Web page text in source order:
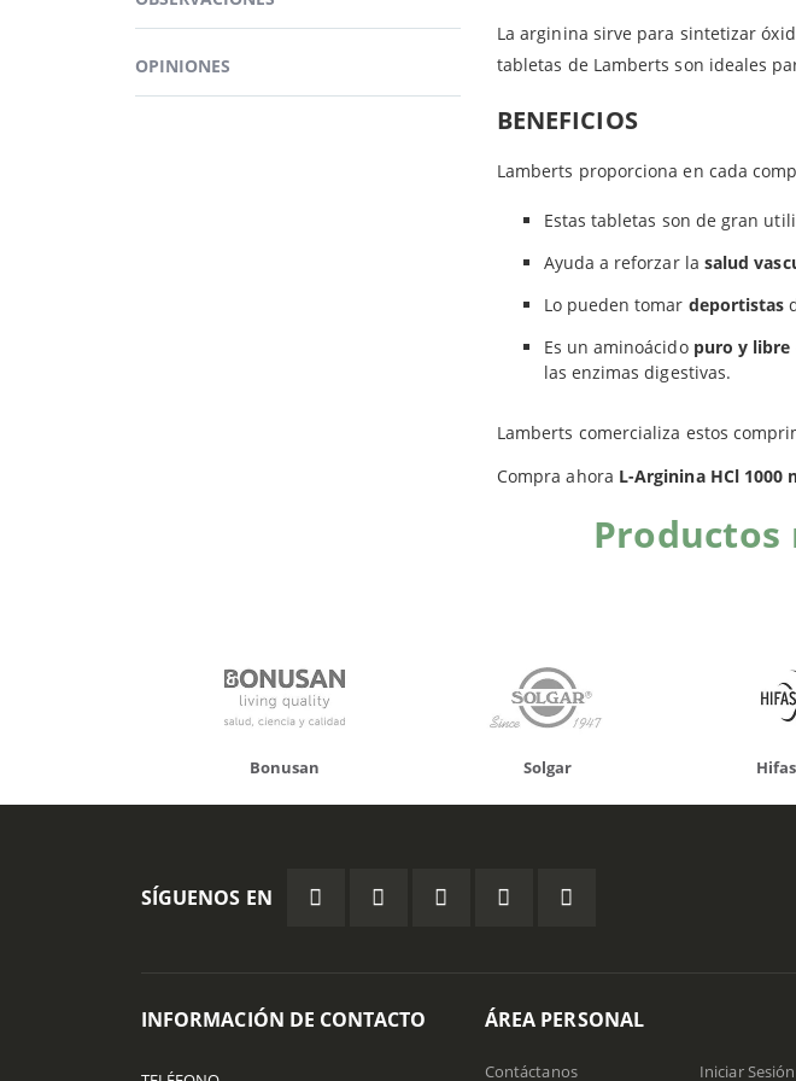
La arginina sirve para sintetizar
tabletas de Lamberts son ideales
BENEFICIOS
Lamberts proporciona en cada
Estas tabletas son de gran
Ayuda a reforzar la salud
Lo pueden tomar deportistas
Es un aminoácido puro y libre
las enzimas digestivas.
Lamberts comercializa estos
Compra ahora L-Arginina HCl 1000
OPINIONES
Productos
Solgar Hifas da Terra
SÍGUENOS EN
INFORMACIÓN DE CONTACTO ÁREA PERSONAL
Contáctanos Iniciar Sesión